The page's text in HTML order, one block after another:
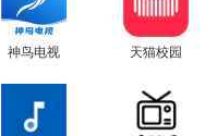
神鸟电视 天猫校园